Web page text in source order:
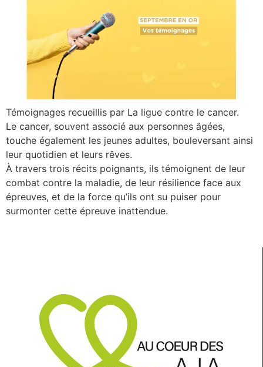
Témoignages recueillis par La ligue contre le cancer.
Le cancer, souvent associé aux personnes âgées,
touche également les jeunes adultes, bouleversant ainsi
leur quotidien et leurs rêves.
À travers trois récits poignants, ils témoignent de leur
combat contre la maladie, de leur résilience face aux
épreuves, et de la force qu’ils ont su puiser pour
surmonter cette épreuve inattendue.